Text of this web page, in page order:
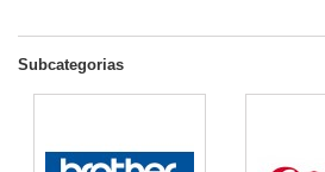
Subcategorias